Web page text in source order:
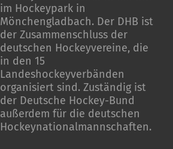
im Hockeypark in
Mönchengladbach. Der DHB ist
der Zusammenschluss der
deutschen Hockeyvereine, die
in den 15
Landeshockeyverbänden
organisiert sind. Zuständig ist
der Deutsche Hockey-Bund
außerdem für die deutschen
Hockeynationalmannschaften.